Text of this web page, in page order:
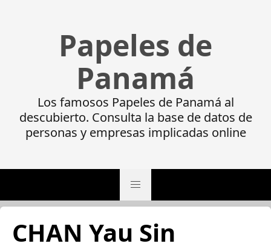
Papeles de
Panamá
Los famosos Papeles de Panamá al
descubierto. Consulta la base de datos de
personas y empresas implicadas online
CHAN Yau Sin